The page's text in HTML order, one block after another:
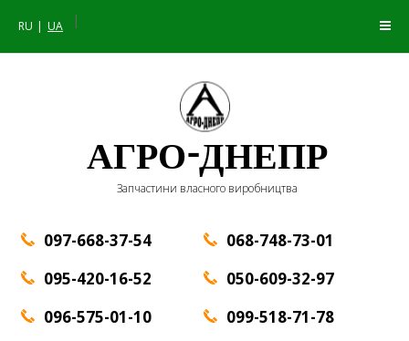
RU UA |
АГРО-ДНЕПР
Запчастини власного виробництва
097-668-37-54
095-420-16-52
096-575-01-10
068-748-73-01
050-609-32-97
099-518-71-78